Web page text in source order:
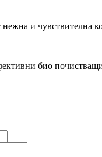
нежна и чувствителна
био